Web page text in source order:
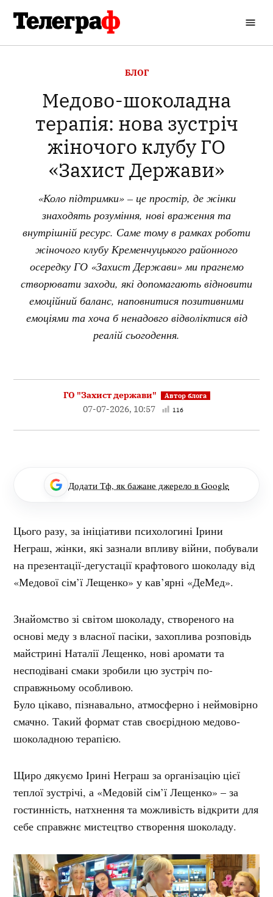
вмісту
Телеграф
ОПУБЛІКОВАНО
БЛОГ
Медово-шоколадна
терапія: нова зустріч
жіночого клубу ГО
«Захист Держави»
«Коло підтримки» – це простір, де жінки
знаходять розуміння, нові враження та
внутрішній ресурс. Саме тому в рамках роботи
жіночого клубу Кременчуцького районного
осередку ГО «Захист Держави» ми прагнемо
створювати заходи, які допомагають відновити
емоційний баланс, наповнитися позитивними
емоціями та хоча б ненадовго відволіктися від
реалій сьогодення.
ГО "Захист держави"
07-07-2026, 10:57
116
Додати Тф, як бажане джерело в Google
Цього разу, за ініціативи психологині Ірини
Неграш, жінки, які зазнали впливу війни, побували
на презентації-дегустації крафтового шоколаду від
«Медової сім’ї Лещенко» у кав’ярні «ДеМед».
Знайомство зі світом шоколаду, створеного на
основі меду з власної пасіки, захоплива розповідь
майстрині Наталії Лещенко, нові аромати та
несподівані смаки зробили цю зустріч по-
справжньому особливою.
Було цікаво, пізнавально, атмосферно і неймовірно
смачно. Такий формат став своєрідною медово-
шоколадною терапією.
Щиро дякуємо Ірині Неграш за організацію цієї
теплої зустрічі, а «Медовій сім’ї Лещенко» – за
гостинність, натхнення та можливість відкрити для
себе справжнє мистецтво створення шоколаду.